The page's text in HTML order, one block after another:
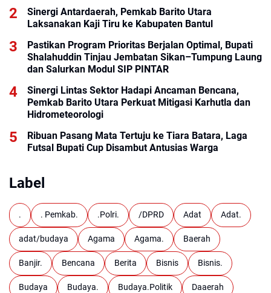
Sinergi Antardaerah, Pemkab Barito Utara
Laksanakan Kaji Tiru ke Kabupaten Bantul
Pastikan Program Prioritas Berjalan Optimal, Bupati
Shalahuddin Tinjau Jembatan Sikan–Tumpung Laung
dan Salurkan Modul SIP PINTAR
Sinergi Lintas Sektor Hadapi Ancaman Bencana,
Pemkab Barito Utara Perkuat Mitigasi Karhutla dan
Hidrometeorologi
Ribuan Pasang Mata Tertuju ke Tiara Batara, Laga
Futsal Bupati Cup Disambut Antusias Warga
Label
. . Pemkab. .Polri. /DPRD Adat Adat.
adat/budaya Agama Agama. Baerah
Banjir. Bencana Berita Bisnis Bisnis.
Budaya Budaya. Budaya.Politik Daaerah